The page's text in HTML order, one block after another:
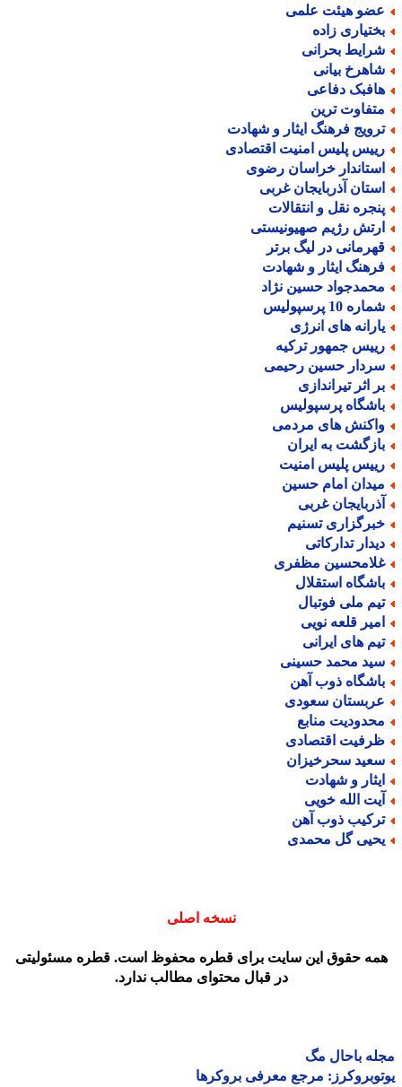
هیئت علمی
زاده
بحرانی
بیانی
دفاعی
ترین
فرهنگ ایثار و شهادت
پلیس امنیت اقتصادی
خراسان رضوی
آذربایجان غربی
نقل و انتقالات
رژیم صهیونیستی
در لیگ برتر
ایثار و شهادت
حسین نژاد
10 پرسپولیس
های انرژی
جمهور ترکیه
حسین رحیمی
اثر تیراندازی
پرسپولیس
های مردمی
به ایران
پلیس امنیت
امام حسین
غربی
تسنیم
تدارکاتی
مظفری
استقلال
ملی فوتبال
قلعه نویی
های ایرانی
محمد حسینی
ذوب آهن
سعودی
منابع
اقتصادی
سحرخیزان
و شهادت
الله خویی
ذوب آهن
گل محمدی
نسخه اصلی
حقوق این سایت برای قطره محفوظ است. قطره مسئولیتی
در قبال محتوای مطالب ندارد.
باحال مگ
مرجع معرفی بروکرها